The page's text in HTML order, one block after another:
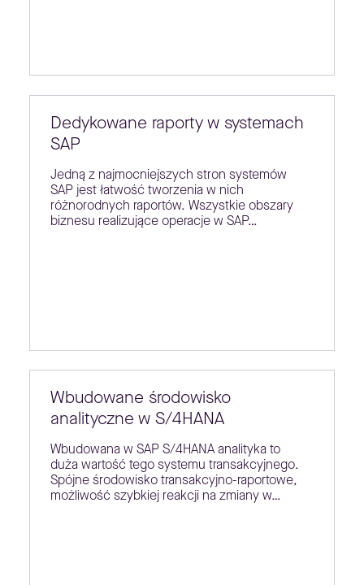
Dedykowane raporty w systemach
SAP
Jedną z najmocniejszych stron systemów
SAP jest łatwość tworzenia w nich
różnorodnych raportów. Wszystkie obszary
biznesu realizujące operacje w SAP…
Wbudowane środowisko
analityczne w S/4HANA
Wbudowana w SAP S/4HANA analityka to
duża wartość tego systemu transakcyjnego.
Spójne środowisko transakcyjno-raportowe,
możliwość szybkiej reakcji na zmiany w…